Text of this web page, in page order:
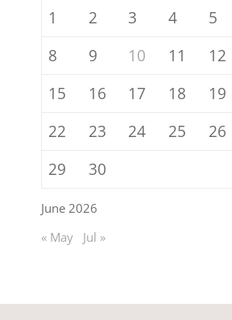
June 2026
1
2 3 4 5
8
9 10 11 12
15
16 17 18 19
22
23 24 25 26
29
30
« May Jul »